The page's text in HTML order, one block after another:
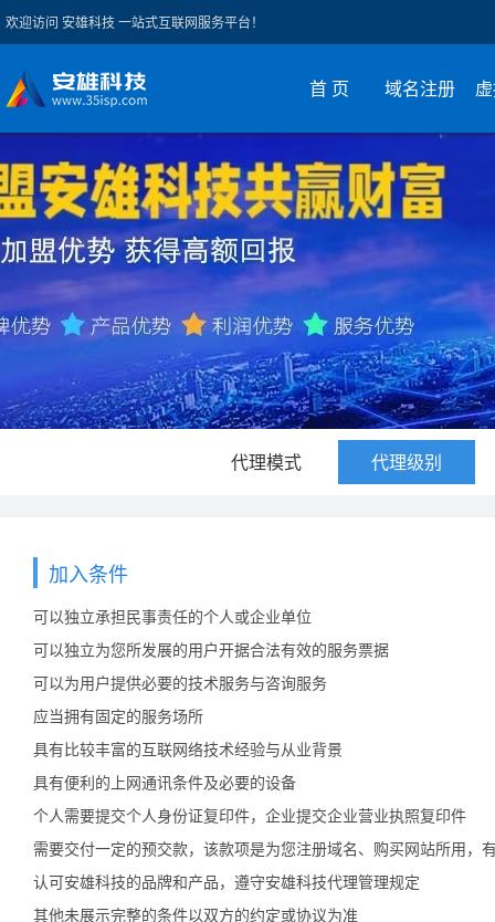
欢迎访问 安雄科技 一站式互联网服务平台！
首 页 域名注册
代理模式 代理级别
功 能： 强大的代理平台!您想要的
加入条件：
平台价格： 完全免费
加入条件
可以独立承担民事责任的个人或企业单位
可以独立为您所发展的用户开据合法有效的服务票据
可以为用户提供必要的技术服务与咨询服务
应当拥有固定的服务场所
具有比较丰富的互联网络技术经验与从业背景
具有便利的上网通讯条件及必要的设备
个人需要提交个人身份证复印件，企业提交企业营业执照复印件
需要交付一定的预交款，该款项是为您注册域名、购买网站所用
认可安雄科技的品牌和产品，遵守安雄科技代理管理规定
其他未展示完整的条件以双方的约定或协议为准